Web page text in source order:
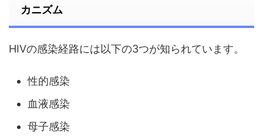
カニズム
HIVの感染経路には以下の3つが知られています。
性的感染
血液感染
母子感染